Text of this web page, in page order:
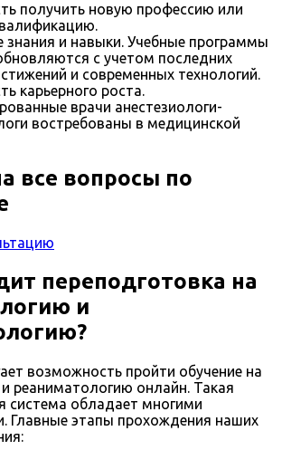
получить новую профессию или
знания и навыки. Учебные программы
с учетом последних
и современных технологий.
карьерного роста.
врачи анестезиологи-
востребованы в медицинской
все вопросы по
переподготовка на
и
возможность пройти обучение на
реаниматологию онлайн. Такая
система обладает многими
Главные этапы прохождения наших